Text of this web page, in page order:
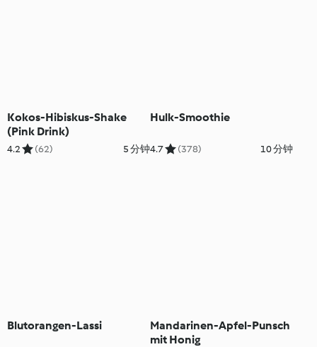
Kokos-Hibiskus-Shake
(Pink Drink)
4.2 (62) 5 分钟
Hulk-Smoothie
4.7 (378) 10 分钟
Blutorangen-Lassi
Mandarinen-Apfel-Punsch
mit Honig